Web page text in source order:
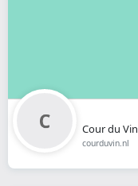
Cour du Vin
courduvin.nl